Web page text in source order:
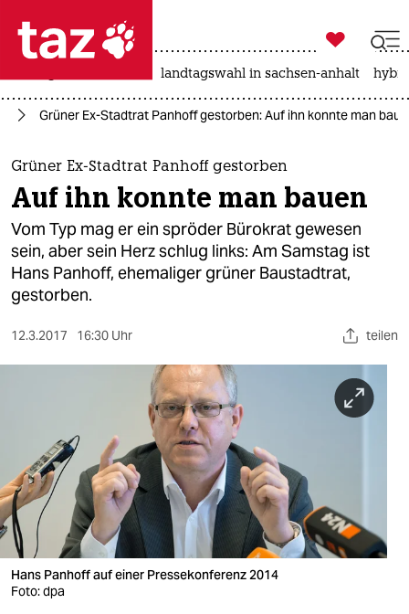
 taz zahl ich
taz zahl ich
themen
politik
öko
gesellschaft
kultur
sport
nord
wahrheit
verlag
verlag

taz zahl ich
landtagswahl in sachsen-anhalt
Grüner Ex-Stadtrat Panhoff gestorben: Auf ihn konnte man
Grüner Ex-Stadtrat Panhoff gestorben
Auf ihn konnte man bauen
Vom Typ mag er ein spröder Bürokrat gewesen
sein, aber sein Herz schlug links: Am Samstag ist
Hans Panhoff, ehemaliger grüner Baustadtrat,
gestorben.
12.3.2017 16:30 Uhr teilen
Hans Panhoff auf einer Pressekonferenz 2014
Foto: dpa